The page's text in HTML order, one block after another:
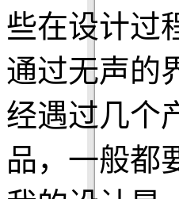
些在设计过
通过无声的
经遇过几个
品，一般都